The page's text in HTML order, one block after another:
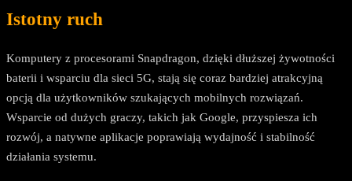
Istotny ruch
Komputery z procesorami Snapdragon, dzięki dłuższej żywotności
baterii i wsparciu dla sieci 5G, stają się coraz bardziej atrakcyjną
opcją dla użytkowników szukających mobilnych rozwiązań.
Wsparcie od dużych graczy, takich jak Google, przyspiesza ich
rozwój, a natywne aplikacje poprawiają wydajność i stabilność
działania systemu.